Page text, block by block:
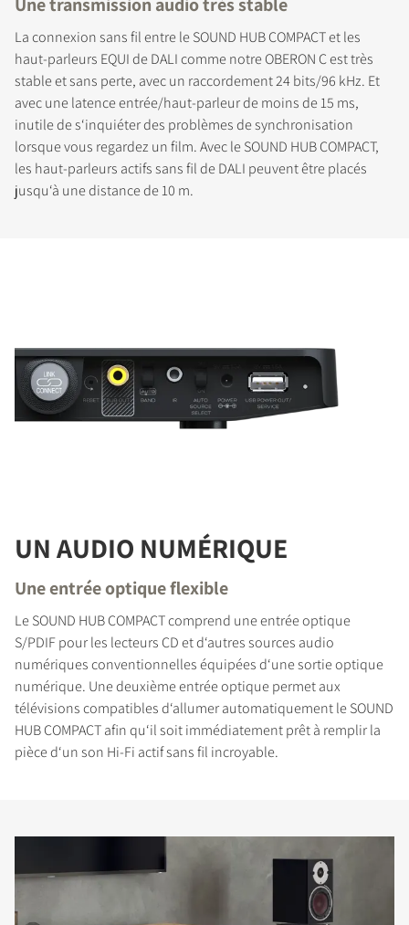
La connexion sans fil entre le SOUND HUB COMPACT et les
haut-parleurs EQUI de DALI comme notre OBERON C est très
stable et sans perte, avec un raccordement 24 bits/96 kHz. Et
avec une latence entrée/haut-parleur de moins de 15 ms,
inutile de s‘inquiéter des problèmes de synchronisation
lorsque vous regardez un film. Avec le SOUND HUB COMPACT,
les haut-parleurs actifs sans fil de DALI peuvent être placés
jusqu‘à une distance de 10 m.
UN AUDIO NUMÉRIQUE
Une entrée optique flexible
Le SOUND HUB COMPACT comprend une entrée optique
S/PDIF pour les lecteurs CD et d‘autres sources audio
numériques conventionnelles équipées d‘une sortie optique
numérique. Une deuxième entrée optique permet aux
télévisions compatibles d‘allumer automatiquement le SOUND
HUB COMPACT afin qu‘il soit immédiatement prêt à remplir la
pièce d‘un son Hi-Fi actif sans fil incroyable.